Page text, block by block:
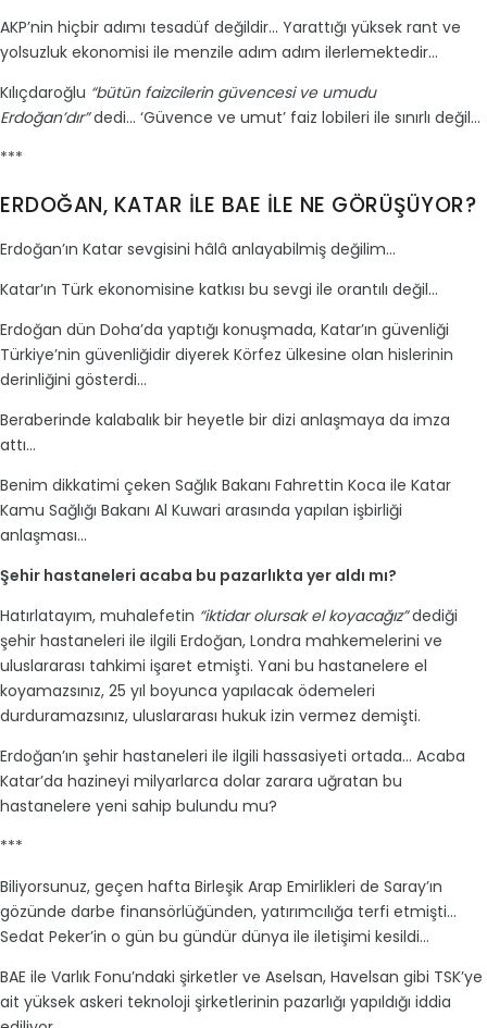
AKP’nin hiçbir adımı tesadüf değildir… Yarattığı yüksek rant ve
yolsuzluk ekonomisi ile menzile adım adım ilerlemektedir…
Kılıçdaroğlu “bütün faizcilerin güvencesi ve umudu
Erdoğan’dır”dedi… ‘Güvence ve umut’ faiz lobileri ile sınırlı değil…
***
ERDOĞAN, KATAR İLE BAE İLE NE GÖRÜŞÜYOR?
Erdoğan’ın Katar sevgisini hâlâ anlayabilmiş değilim…
Katar’ın Türk ekonomisine katkısı bu sevgi ile orantılı değil…
Erdoğan dün Doha’da yaptığı konuşmada, Katar’ın güvenliği
Türkiye’nin güvenliğidir diyerek Körfez ülkesine olan hislerinin
derinliğini gösterdi…
Beraberinde kalabalık bir heyetle bir dizi anlaşmaya da imza
attı…
Benim dikkatimi çeken Sağlık Bakanı Fahrettin Koca ile Katar
Kamu Sağlığı Bakanı Al Kuwari arasında yapılan işbirliği
anlaşması…
Şehir hastaneleri acaba bu pazarlıkta yer aldı mı?
Hatırlatayım, muhalefetin “iktidar olursak el koyacağız”dediği
şehir hastaneleri ile ilgili Erdoğan, Londra mahkemelerini ve
uluslararası tahkimi işaret etmişti. Yani bu hastanelere el
koyamazsınız, 25 yıl boyunca yapılacak ödemeleri
durduramazsınız, uluslararası hukuk izin vermez demişti.
Erdoğan’ın şehir hastaneleri ile ilgili hassasiyeti ortada… Acaba
Katar’da hazineyi milyarlarca dolar zarara uğratan bu
hastanelere yeni sahip bulundu mu?
***
Biliyorsunuz, geçen hafta Birleşik Arap Emirlikleri de Saray’ın
gözünde darbe finansörlüğünden, yatırımcılığa terfi etmişti…
Sedat Peker’in o gün bu gündür dünya ile iletişimi kesildi…
BAE ile Varlık Fonu’ndaki şirketler ve Aselsan, Havelsan gibi TSK’ye
ait yüksek askeri teknoloji şirketlerinin pazarlığı yapıldığı iddia